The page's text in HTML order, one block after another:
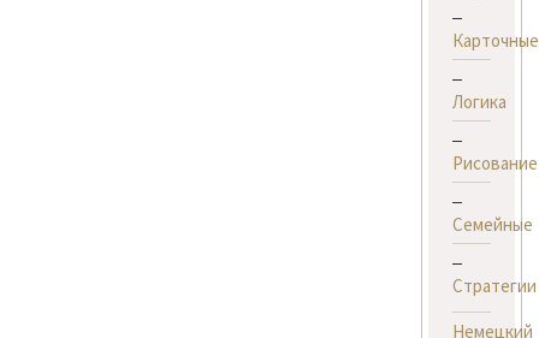
Карточные
Логика
Рисование
Семейные
Стратегии
Немецкий